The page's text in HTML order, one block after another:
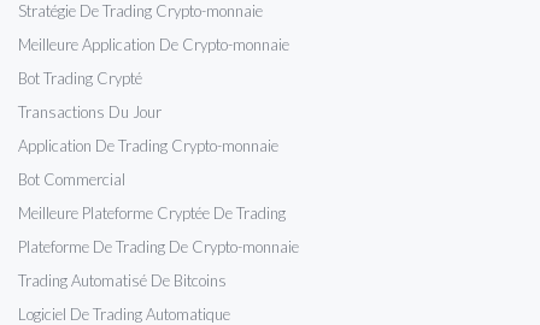
Stratégie De Trading Crypto-monnaie
Meilleure Application De Crypto-monnaie
Bot Trading Crypté
Transactions Du Jour
Application De Trading Crypto-monnaie
Bot Commercial
Meilleure Plateforme Cryptée De Trading
Plateforme De Trading De Crypto-monnaie
Trading Automatisé De Bitcoins
Logiciel De Trading Automatique